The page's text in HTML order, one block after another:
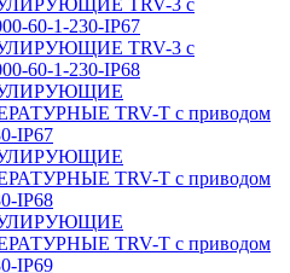
TRV-3 с
60-1-230-IP67
TRV-3 с
60-1-230-IP68
TRV-T с приводом
IP67
TRV-T с приводом
IP68
TRV-T с приводом
IP69